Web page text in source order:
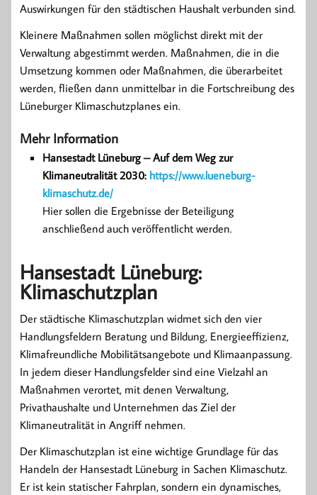
Auswirkungen für den städtischen Haushalt verbunden sind.
Kleinere Maßnahmen sollen möglichst direkt mit der
Verwaltung abgestimmt werden. Maßnahmen, die in die
Umsetzung kommen oder Maßnahmen, die überarbeitet
werden, fließen dann unmittelbar in die Fortschreibung des
Lüneburger Klimaschutzplanes ein.
Mehr Information
Hansestadt Lüneburg – Auf dem Weg zur
Klimaneutralität 2030: https://www.lueneburg-
klimaschutz.de/
Hier sollen die Ergebnisse der Beteiligung
anschließend auch veröffentlicht werden.
Hansestadt Lüneburg:
Klimaschutzplan
Der städtische Klimaschutzplan widmet sich den vier
Handlungsfeldern Beratung und Bildung, Energieeffizienz,
Klimafreundliche Mobilitätsangebote und Klimaanpassung.
In jedem dieser Handlungsfelder sind eine Vielzahl an
Maßnahmen verortet, mit denen Verwaltung,
Privathaushalte und Unternehmen das Ziel der
Klimaneutralität in Angriff nehmen.
Der Klimaschutzplan ist eine wichtige Grundlage für das
Handeln der Hansestadt Lüneburg in Sachen Klimaschutz.
Er ist kein statischer Fahrplan, sondern ein dynamisches,